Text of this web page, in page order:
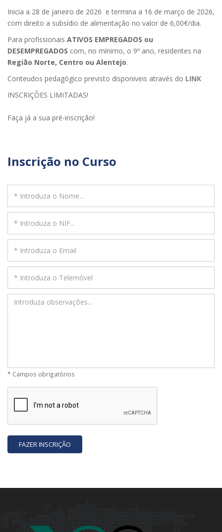
Inicia a 28 de janeiro de 2026 e termina a 16 de março de 2026,
com direito a subsídio de alimentação no valor de 6,00€/dia.
Para profissionais ATIVOS EMPREGADOS ou
DESEMPREGADOS com, no mínimo, o 9º ano, residentes na
Região Norte, Centro ou Alentejo.
Conteudos pedagógico previsto disponiveis através do LINK
INSCRIÇÕES LIMITADAS!
Faça já a sua pré-inscrição!
Inscrição no Curso
* Campos obrigatórios
FAZER INSCRIÇÃO